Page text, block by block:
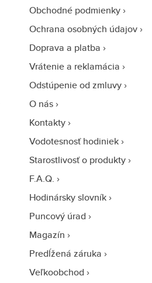
Obchodné podmienky
Ochrana osobných údajov
Doprava a platba
Vrátenie a reklamácia
Odstúpenie od zmluvy
O nás
Kontakty
Vodotesnosť hodiniek
Starostlivosť o produkty
F.A.Q.
Hodinársky slovník
Puncový úrad
Magazín
Predĺžená záruka
Veľkoobchod